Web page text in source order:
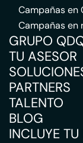
Campañas en
Campañas en
GRUPO
TU ASESOR
PARTNERS
TALENTO
BLOG
INCLUYE